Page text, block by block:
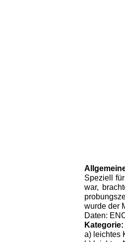
Speziell
war,
wurde der
Daten:
Kategorie:
a) leichtes